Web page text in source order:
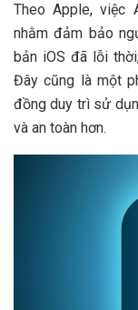
Theo Apple, việc
nhằm đảm bảo
bản iOS đã lỗi
Đây cũng là một
đồng duy trì sử
và an toàn hơn.